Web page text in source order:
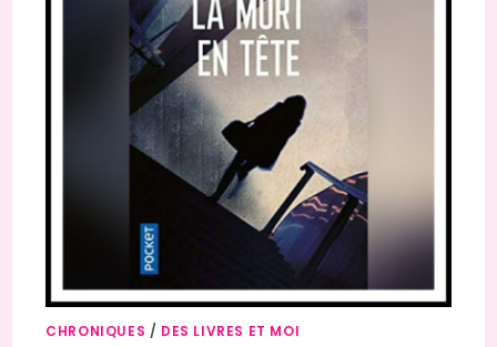
CHRONIQUES / DES LIVRES ET MOI